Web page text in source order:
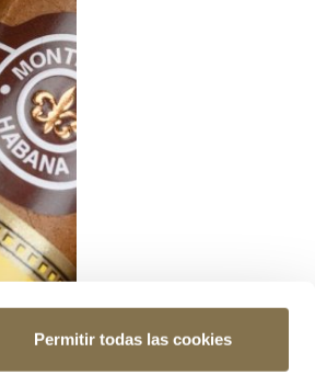
Permitir todas las cookies